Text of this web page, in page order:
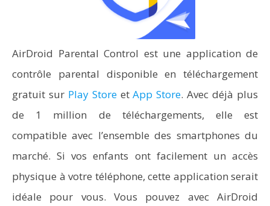
AirDroid Parental Control est une application de
contrôle parental disponible en téléchargement
gratuit sur Play StoreetApp Store. Avec déjà plus
de 1 million de téléchargements, elle est
compatible avec l’ensemble des smartphones du
marché. Si vos enfants ont facilement un accès
physique à votre téléphone, cette application serait
idéale pour vous. Vous pouvez avec AirDroid